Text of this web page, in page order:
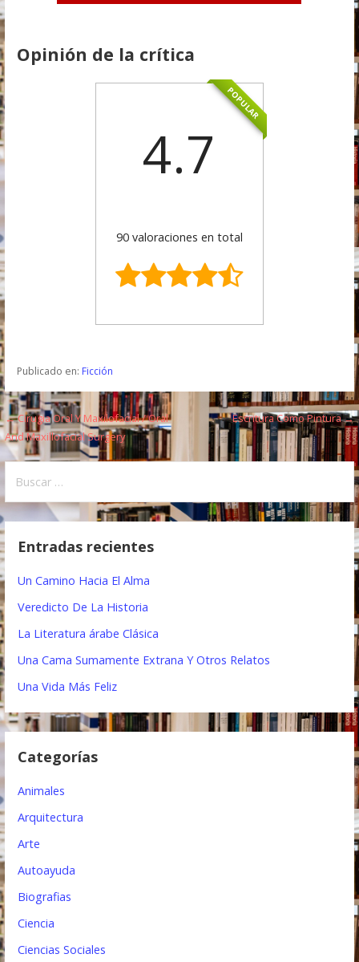
Opinión de la crítica
POPULAR
4.7
90 valoraciones en total
Publicado en: Ficción
N
a
v
e
a
ó
n
d
n
d
a
← Cirugia Oral Y Maxilofacial / Oral
And Maxillofacial Surgery
Escritura Como Pintura →
s
Entradas recientes
Un Camino Hacia El Alma
Veredicto De La Historia
La Literatura árabe Clásica
Una Cama Sumamente Extrana Y Otros Relatos
Una Vida Más Feliz
Categorías
Animales
Arquitectura
Arte
Autoayuda
Biografias
Ciencia
Ciencias Sociales